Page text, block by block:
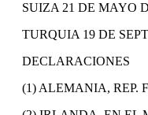
SUIZA 21 DE MAYO
TURQUIA 19 DE
DECLARACIONES
(1) ALEMANIA, REP.